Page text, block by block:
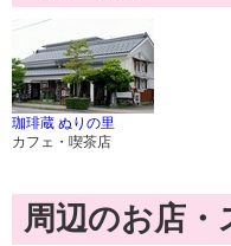
珈琲蔵 ぬりの里
カフェ・喫茶店
周辺のお店・